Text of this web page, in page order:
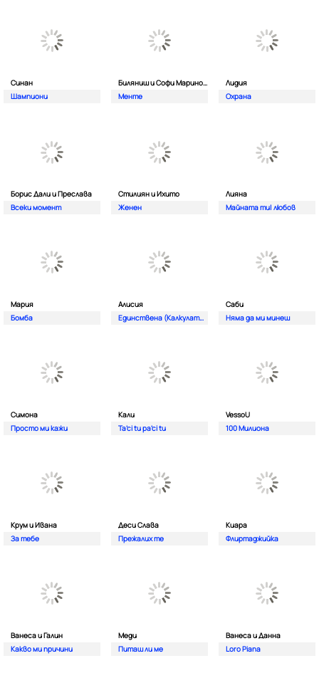
Синан
Шампиони
Биляниш и Софи Маринова
Менте
Лидия
Охрана
Борис Дали и Преслава
Всеки момент
Стилиян и Ихито
Женен
Лияна
Майната ти| любов
Мария
Бомба
Алисия
Единствена (Калкулатор)
Саби
Няма да ми минеш
Симона
Просто ми кажи
Кали
Ta’ci tu pa’ci tu
VessoU
100 Милиона
Крум и Ивана
За тебе
Деси Слава
Прежалих те
Киара
Флиртаджийка
Ванеса и Галин
Какво ми причини
Меди
Питаш ли ме
Ванеса и Данна
Loro Piana